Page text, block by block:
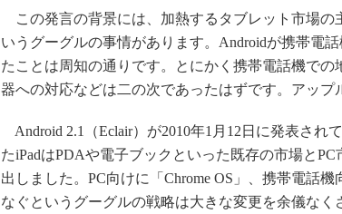
この発言の背景には、加熱するタブレット市場の
いうグーグルの事情があります。Androidが携帯電
たことは周知の通りです。とにかく携帯電話機で
器への対応などは二の次であったはずです。アップ
Android 2.1（Eclair）が2010年1月12日に発表され
たiPadはPDAや電子ブックといった既存の市場と
出しました。PC向けに「Chrome OS」、携帯電話
なぐというグーグルの戦略は大きな変更を余儀なく